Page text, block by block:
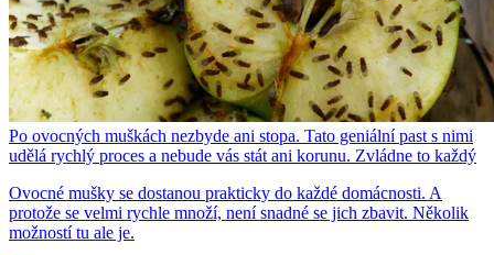
Po ovocných muškách nezbyde ani stopa. Tato geniální past s nimi
udělá rychlý proces a nebude vás stát ani korunu. Zvládne to každý
Ovocné mušky se dostanou prakticky do každé domácnosti. A
protože se velmi rychle množí, není snadné se jich zbavit. Několik
možností tu ale je.